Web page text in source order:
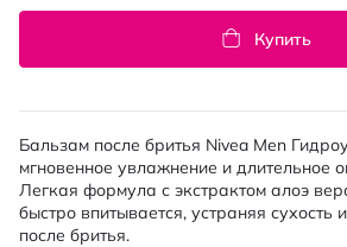
Купить
Бальзам после бритья Nivea Men
мгновенное увлажнение и длительное
Легкая формула с экстрактом алоэ
быстро впитывается, устраняя сухость
после бритья.